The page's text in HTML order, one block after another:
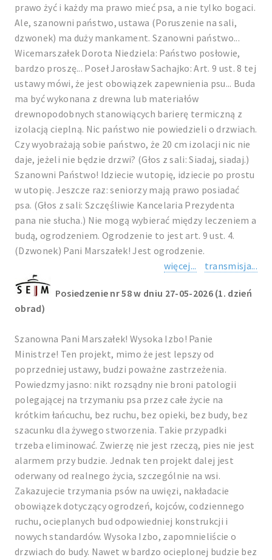
prawo żyć i każdy ma prawo mieć psa, a nie tylko bogaci.
Ale, szanowni państwo, ustawa (Poruszenie na sali,
dzwonek) ma duży mankament. Szanowni państwo...
Wicemarszałek Dorota Niedziela: Państwo posłowie,
bardzo proszę... Poseł Jarosław Sachajko: Art. 9 ust. 8 tej
ustawy mówi, że jest obowiązek zapewnienia psu... Buda
ma być wykonana z drewna lub materiałów
drewnopodobnych stanowiących barierę termiczną z
izolacją cieplną. Nic państwo nie powiedzieli o drzwiach.
Czy wyobrażają sobie państwo, że 20 cm izolacji nic nie
daje, jeżeli nie będzie drzwi? (Głos z sali: Siadaj, siadaj.)
Szanowni Państwo! Idziecie w utopię, idziecie po prostu
w utopię. Jeszcze raz: seniorzy mają prawo posiadać
psa. (Głos z sali: Szczęśliwie Kancelaria Prezydenta
pana nie słucha.) Nie mogą wybierać między leczeniem a
budą, ogrodzeniem. Ogrodzenie to jest art. 9 ust. 4.
(Dzwonek) Pani Marszałek! Jest ogrodzenie.
więcej...
transmisja...
Posiedzenie nr 58 w dniu 27-05-2026 (1. dzień
obrad)
Szanowna Pani Marszałek! Wysoka Izbo! Panie
Ministrze! Ten projekt, mimo że jest lepszy od
poprzedniej ustawy, budzi poważne zastrzeżenia.
Powiedzmy jasno: nikt rozsądny nie broni patologii
polegającej na trzymaniu psa przez całe życie na
krótkim łańcuchu, bez ruchu, bez opieki, bez budy, bez
szacunku dla żywego stworzenia. Takie przypadki
trzeba eliminować. Zwierzę nie jest rzeczą, pies nie jest
alarmem przy budzie. Jednak ten projekt dalej jest
oderwany od realnego życia, szczególnie na wsi.
Zakazujecie trzymania psów na uwięzi, nakładacie
obowiązek dotyczący ogrodzeń, kojców, codziennego
ruchu, ocieplanych bud odpowiedniej konstrukcji i
nowych standardów. Wysoka Izbo, zapomnieliście o
drzwiach do budy. Nawet w bardzo ocieplonej budzie bez